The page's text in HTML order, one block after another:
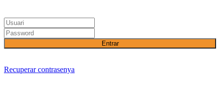
Entrar
Recuperar contrasenya